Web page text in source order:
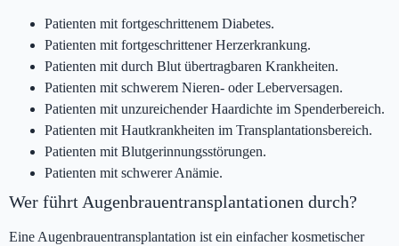
Patienten mit fortgeschrittenem Diabetes.
Patienten mit fortgeschrittener Herzerkrankung.
Patienten mit durch Blut übertragbaren Krankheiten.
Patienten mit schwerem Nieren- oder Leberversagen.
Patienten mit unzureichender Haardichte im Spenderbereich.
Patienten mit Hautkrankheiten im Transplantationsbereich.
Patienten mit Blutgerinnungsstörungen.
Patienten mit schwerer Anämie.
Wer führt Augenbrauentransplantationen durch?
Eine Augenbrauentransplantation ist ein einfacher kosmetischer